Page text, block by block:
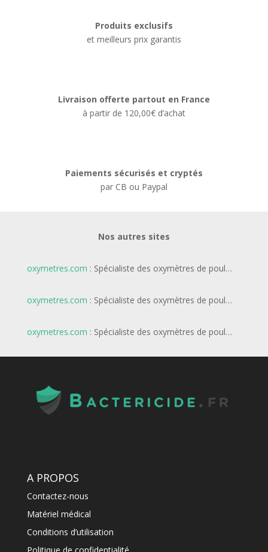
Produits exclusifs
et meilleurs prix garantis
Livraison offerte partout en France
à partir de 120,00€ d’achat
Paiements sécurisés et cryptés
par CB ou Paypal
Nos autres sites
oxymetres.com : Spécialiste des oxymètres de poul…
oxymetres.com : Spécialiste des oxymètres de poul…
oxymetres.com : Spécialiste des oxymètres de poul…
A PROPOS
Contactez-nous
Matériel médical
Conditions d’utilisation